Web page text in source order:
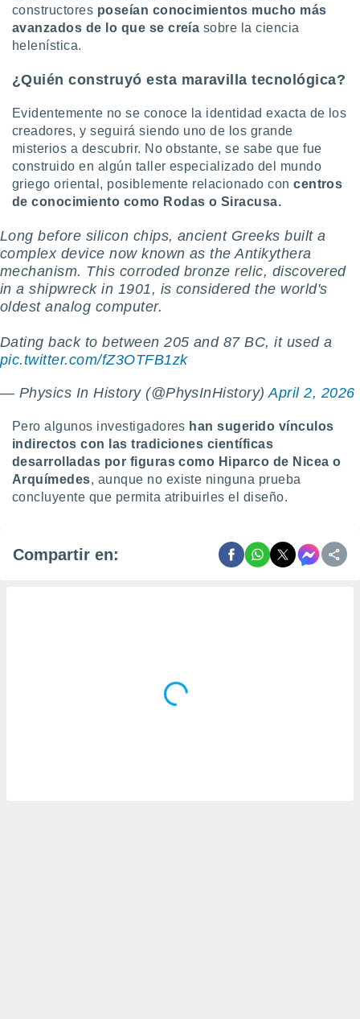
constructores poseían conocimientos mucho más
avanzados de lo que se creía sobre la ciencia
helenística.
¿Quién construyó esta maravilla tecnológica?
Evidentemente no se conoce la identidad exacta de los
creadores, y seguirá siendo uno de los grande
misterios a descubrir. No obstante, se sabe que fue
construido en algún taller especializado del mundo
griego oriental, posiblemente relacionado concentros
de conocimiento como Rodas o Siracusa.
Long before silicon chips, ancient Greeks built a
complex device now known as the Antikythera
mechanism. This corroded bronze relic, discovered
in a shipwreck in 1901, is considered the world's
oldest analog computer.
Dating back to between 205 and 87 BC, it used a
pic.twitter.com/fZ3OTFB1zk
— Physics In History (@PhysInHistory)April 2, 2026
Pero algunos investigadores han sugerido vínculos
indirectos con las tradiciones científicas
desarrolladas por figuras como Hiparco de Nicea o
Arquímedes, aunque no existe ninguna prueba
concluyente que permita atribuirles el diseño.
Compartir en: